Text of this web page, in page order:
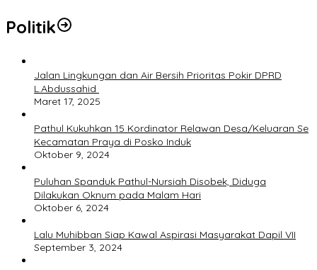
Politik
Jalan Lingkungan dan Air Bersih Prioritas Pokir DPRD
L.Abdussahid
Maret 17, 2025
Pathul Kukuhkan 15 Kordinator Relawan Desa/Keluaran Se
Kecamatan Praya di Posko Induk
Oktober 9, 2024
Puluhan Spanduk Pathul-Nursiah Disobek, Diduga
Dilakukan Oknum pada Malam Hari
Oktober 6, 2024
Lalu Muhibban Siap Kawal Aspirasi Masyarakat Dapil VII
September 3, 2024